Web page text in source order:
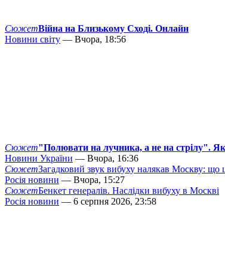
СюжетВійна на Близькому Сході. Онлайн
Новини світу — Вчора, 18:56
Сюжет"Полювати на лучника, а не на стрілу". Як
Новини України — Вчора, 16:36
СюжетЗагадковий звук вибуху налякав Москву: що
Росія новини — Вчора, 15:27
СюжетБенкет генералів. Наслідки вибуху в Москві
Росія новини — 6 серпня 2026, 23:58